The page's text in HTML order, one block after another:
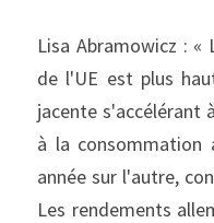
Lisa Abramowicz :
de l'UE est plus
jacente s'accélérant
à la consommation
année sur l'autre,
Les rendements